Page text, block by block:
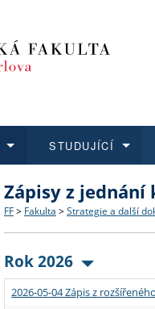
Struktura a historie
Strategie a další
Podpora a benefity pro
Co studovat a jak se
Učitelské studijní
Informace k průběhu
STUDUJÍCÍ
Bakalářské a magisterské
Doktorské studium
Rigorózní řízení
O vědě a výzkumu na FF
Akademické kvalifikace
Granty a projekty
Aktuální nabídky a
Vyjíždějící studenti
Přijíždějící studenti
Zápisy z jednání
FF > Fakulta > Strategie a další
Rok 2026
2026-05-04 Zápis z